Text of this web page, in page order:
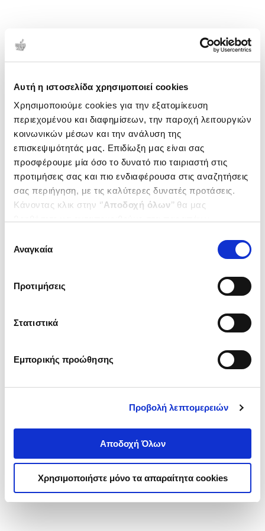
Αυτή η ιστοσελίδα χρησιμοποιεί cookies
Χρησιμοποιούμε cookies για την εξατομίκευση
περιεχομένου και διαφημίσεων, την παροχή λειτουργιών
κοινωνικών μέσων και την ανάλυση της
επισκεψιμότητάς μας. Επιδίωξη μας είναι σας
προσφέρουμε μία όσο το δυνατό πιο ταιριαστή στις
προτιμήσεις σας και πιο ενδιαφέρουσα στις αναζητήσεις
σας περιήγηση, με τις καλύτερες δυνατές προτάσεις.
Κάνοντας κλικ στην ‘’Αποδοχή όλων’’ θα μας
ενδιαφέρουν και να επιλέξετε από τα παρακάτω με την
΄΄και να ενημερωθείτε σχετικά με
συγκατάθεσης
Αναγκαία
Προτιμήσεις
Στατιστικά
Εμπορικής προώθησης
Προβολή λεπτομερειών
Αποδοχή Όλων
Χρησιμοποιήστε μόνο τα απαραίτητα cookies